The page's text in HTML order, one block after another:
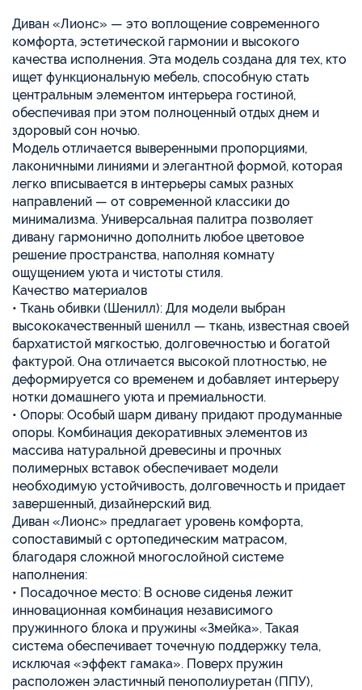
Диван «Лионс» — это воплощение современного
комфорта, эстетической гармонии и высокого
качества исполнения. Эта модель создана для тех, кто
ищет функциональную мебель, способную стать
центральным элементом интерьера гостиной,
обеспечивая при этом полноценный отдых днем и
здоровый сон ночью.
Модель отличается выверенными пропорциями,
лаконичными линиями и элегантной формой, которая
легко вписывается в интерьеры самых разных
направлений — от современной классики до
минимализма. Универсальная палитра позволяет
дивану гармонично дополнить любое цветовое
решение пространства, наполняя комнату
ощущением уюта и чистоты стиля.
Качество материалов
• Ткань обивки (Шенилл): Для модели выбран
высококачественный шенилл — ткань, известная своей
бархатистой мягкостью, долговечностью и богатой
фактурой. Она отличается высокой плотностью, не
деформируется со временем и добавляет интерьеру
нотки домашнего уюта и премиальности.
• Опоры: Особый шарм дивану придают продуманные
опоры. Комбинация декоративных элементов из
массива натуральной древесины и прочных
полимерных вставок обеспечивает модели
необходимую устойчивость, долговечность и придает
завершенный, дизайнерский вид.
Диван «Лионс» предлагает уровень комфорта,
сопоставимый с ортопедическим матрасом,
благодаря сложной многослойной системе
наполнения:
• Посадочное место: В основе сиденья лежит
инновационная комбинация независимого
пружинного блока и пружины «Змейка». Такая
система обеспечивает точечную поддержку тела,
исключая «эффект гамака». Поверх пружин
расположен эластичный пенополиуретан (ППУ),